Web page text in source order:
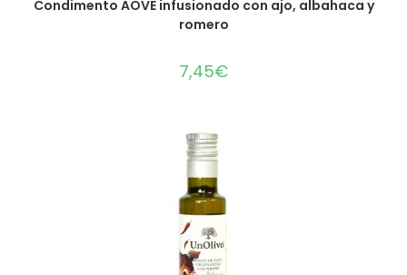
Condimento AOVE infusionado con ajo, albahaca y
romero
7,45€